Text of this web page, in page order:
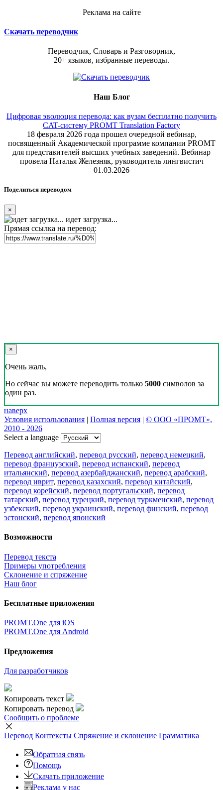
Реклама на сайте
Скачать переводчик
Переводчик, Словарь и Разговорник,
20+ языков, избранные переводы.
Наш Блог
Цифровая эволюция перевода: как вузам бесплатно получить
CAT-систему PROMT Translation Factory
18 февраля 2026 года прошел очередной вебинар,
посвященный Академической программе компании PROMT
для представителей высших учебных заведений. Вебинар
провела Наталья Железняк, руководитель лингвистич
01.03.2026
Поделиться переводом
×
идет загрузка...
Прямая ссылка на перевод:
×
Очень жаль,
Но сейчас вы можете переводить только 5000 символов за
один раз.
наверх
Условия использования | Полная версия | © ООО «ПРОМТ»,
2010 - 2026
Select a language
Перевод английский, перевод русский, перевод немецкий,
перевод французский, перевод испанский, перевод
итальянский, перевод азербайджанский, перевод арабский,
перевод иврит, перевод казахский, перевод китайский,
перевод корейский, перевод португальский, перевод
татарский, перевод турецкий, перевод туркменский, перевод
узбекский, перевод украинский, перевод финский, перевод
эстонский, перевод японский
Возможности
Перевод текста
Примеры употребления
Склонение и спряжение
Наш блог
Бесплатные приложения
PROMT.One для iOS
PROMT.One для Android
Предложения
Для разработчиков
Копировать текст
Копировать перевод
Сообщить о проблеме
Перевод Контексты Спряжение и склонение Грамматика
Обратная связь
Помощь
Скачать приложение
Реклама у нас